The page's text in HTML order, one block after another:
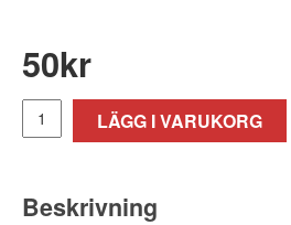
50kr
LÄGG I VARUKORG
Beskrivning